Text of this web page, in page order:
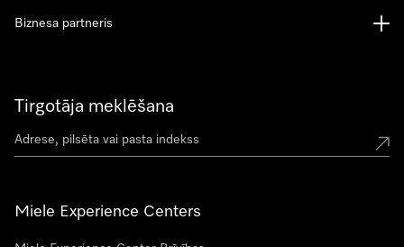
Tirgotāja meklēšana
Miele Experience Centers
Biznesa partneris